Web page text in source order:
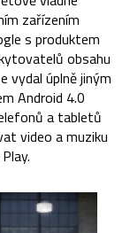
zařízením
s produktem
obsahu
vydal úplně jiným
Android 4.0
a tabletů
video a muziku